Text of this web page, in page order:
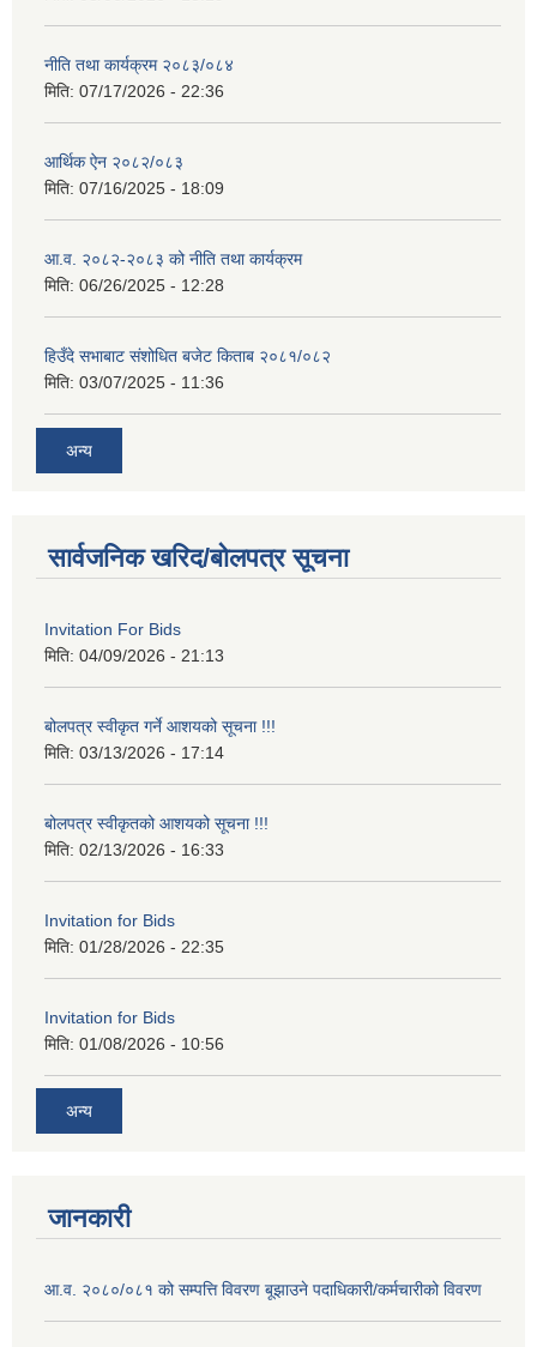
नीति तथा कार्यक्रम २०८३/०८४
मिति: 07/17/2026 - 22:36
आर्थिक ऐन २०८२/०८३
मिति: 07/16/2025 - 18:09
आ.व. २०८२-२०८३ को नीति तथा कार्यक्रम
मिति: 06/26/2025 - 12:28
हिउँदे सभाबाट संशोधित बजेट किताब २०८१/०८२
मिति: 03/07/2025 - 11:36
अन्य
सार्वजनिक खरिद/बोलपत्र सूचना
Invitation For Bids
मिति: 04/09/2026 - 21:13
बोलपत्र स्वीकृत गर्ने आशयको सूचना !!!
मिति: 03/13/2026 - 17:14
बोलपत्र स्वीकृतको आशयको सूचना !!!
मिति: 02/13/2026 - 16:33
Invitation for Bids
मिति: 01/28/2026 - 22:35
Invitation for Bids
मिति: 01/08/2026 - 10:56
अन्य
जानकारी
आ.व. २०८०/०८१ को सम्पत्ति विवरण बूझाउने पदाधिकारी/कर्मचारीको विवरण